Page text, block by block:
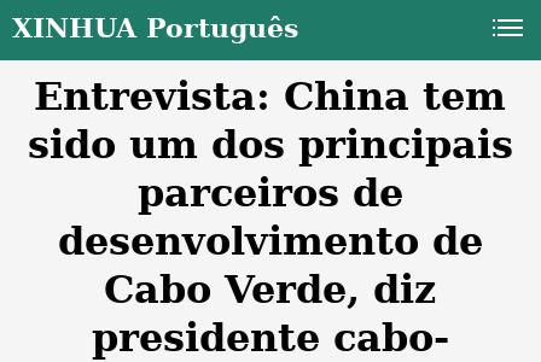
XINHUA Português
Entrevista: China tem
sido um dos principais
parceiros de
desenvolvimento de
Cabo Verde, diz
presidente cabo-